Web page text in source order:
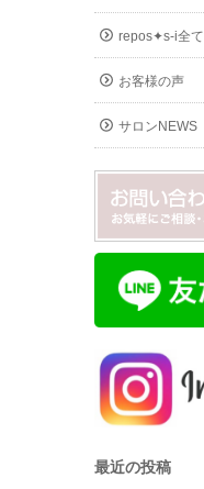
repos✦s-i全て
お客様の声
サロンNEWS
最近の投稿